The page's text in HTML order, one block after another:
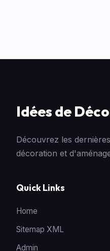
Idées de
Découvrez les
décoration et
Quick Links
Home
Sitemap XML
Admin